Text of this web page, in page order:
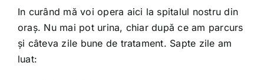
In curând mă voi opera aici la spitalul nostru din
oraş. Nu mai pot urina, chiar după ce am parcurs
şi câteva zile bune de tratament. Sapte zile am
luat: